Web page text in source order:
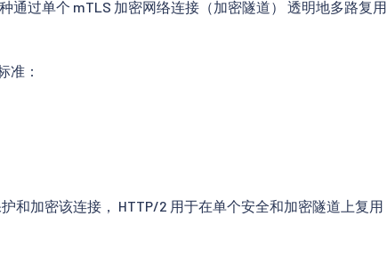
通过单个 mTLS 加密网络连接（加密隧道） 透明地多路复用
准：
和加密该连接， HTTP/2 用于在单个安全和加密隧道上复用